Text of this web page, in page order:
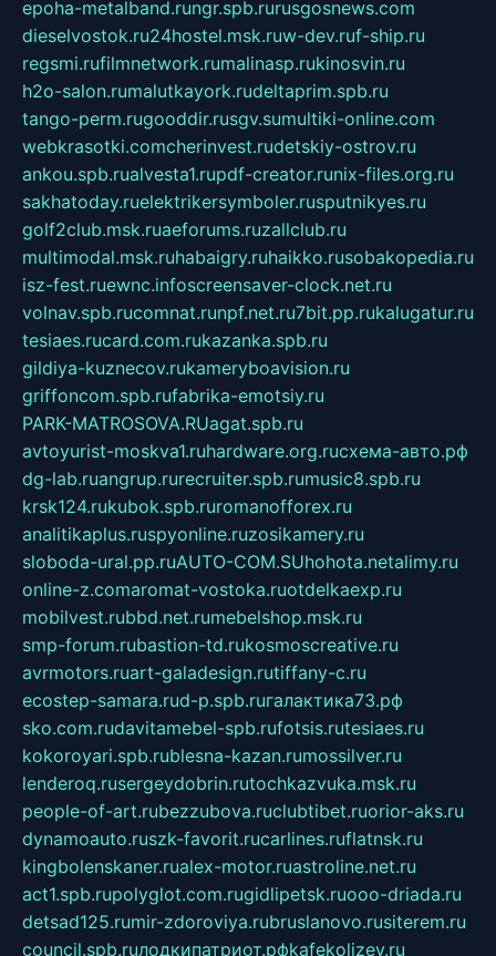
epoha-metalband.rungr.spb.rurusgosnews.com
dieselvostok.ru24hostel.msk.ruw-dev.ruf-ship.ru
regsmi.rufilmnetwork.rumalinasp.rukinosvin.ru
h2o-salon.rumalutkayork.rudeltaprim.spb.ru
tango-perm.rugooddir.rusgv.sumultiki-online.com
webkrasotki.comcherinvest.rudetskiy-ostrov.ru
ankou.spb.rualvesta1.rupdf-creator.runix-files.org.ru
sakhatoday.ruelektrikersymboler.rusputnikyes.ru
golf2club.msk.ruaeforums.ruzallclub.ru
multimodal.msk.ruhabaigry.ruhaikko.rusobakopedia.ru
isz-fest.ruewnc.infoscreensaver-clock.net.ru
volnav.spb.rucomnat.runpf.net.ru7bit.pp.rukalugatur.ru
tesiaes.rucard.com.rukazanka.spb.ru
gildiya-kuznecov.rukameryboavision.ru
griffoncom.spb.rufabrika-emotsiy.ru
PARK-MATROSOVA.RUagat.spb.ru
avtoyurist-moskva1.ruhardware.org.ruсхема-авто.рф
dg-lab.ruangrup.rurecruiter.spb.rumusic8.spb.ru
krsk124.rukubok.spb.ruromanofforex.ru
analitikaplus.ruspyonline.ruzosikamery.ru
sloboda-ural.pp.ruAUTO-COM.SUhohota.netalimy.ru
online-z.comaromat-vostoka.ruotdelkaexp.ru
mobilvest.rubbd.net.rumebelshop.msk.ru
smp-forum.rubastion-td.rukosmoscreative.ru
avrmotors.ruart-galadesign.rutiffany-c.ru
ecostep-samara.rud-p.spb.ruгалактика73.рф
sko.com.rudavitamebel-spb.rufotsis.rutesiaes.ru
kokoroyari.spb.rublesna-kazan.rumossilver.ru
lenderoq.rusergeydobrin.rutochkazvuka.msk.ru
people-of-art.rubezzubova.ruclubtibet.ruorior-aks.ru
dynamoauto.ruszk-favorit.rucarlines.ruflatnsk.ru
kingbolenskaner.rualex-motor.ruastroline.net.ru
act1.spb.rupolyglot.com.rugidlipetsk.ruooo-driada.ru
detsad125.rumir-zdoroviya.rubruslanovo.rusiterem.ru
council.spb.ruлодкипатриот.рфkafekolizey.ru